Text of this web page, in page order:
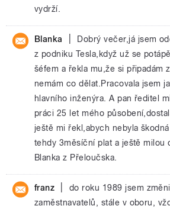
vydrží.
Blanka
Dobrý večer,já jsem
z podniku Tesla,když už se
šéfem a řekla mu,že si připadám
nemám co dělat.Pracovala jsem
hlavního inženýra. A pan ředitel
práci 25 let mého
ještě mi řekl,abych nebyla
tehdy 3měsíční plat a ještě milou
Blanka z Přeloučska.
franz
do roku 1989 jsem
zaměstnavatelů, stále v oboru,